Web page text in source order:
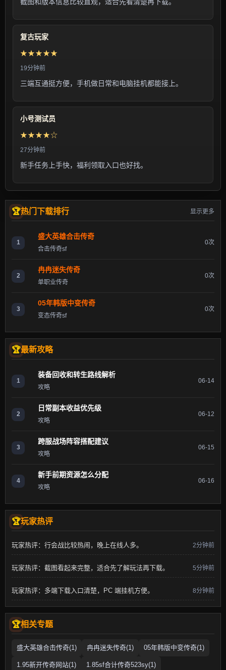
复古玩家
★★★★★
19分钟前
三端互通挺方便，手机做日常和电脑挂机都能接上。
小号测试员
★★★★☆
27分钟前
新手任务上手快，福利领取入口也好找。
热门下载排行 显示更多
1
盛大英雄合击传奇
合击传奇sf
0次
2
冉冉迷失传奇
单职业传奇
0次
3
05年韩版中变传奇
变态传奇sf
0次
最新攻略
1
装备回收和转生路线解析
攻略
06-14
2
日常副本收益优先级
攻略
06-12
3
跨服战场阵容搭配建议
攻略
06-15
4
新手前期资源怎么分配
攻略
06-16
玩家热评
玩家热评：行会战比较热闹，晚上在线人多。 2分钟前
玩家热评：截图看起来完整，适合先了解玩法再下载。 5分钟前
玩家热评：多端下载入口清楚，PC 端挂机方便。 8分钟前
相关专题
盛大英雄合击传奇(1) 冉冉迷失传奇(1) 05年韩版中变传奇(1)
1.95新开传奇网站(1) 1.85sf合计传奇523sy(1)